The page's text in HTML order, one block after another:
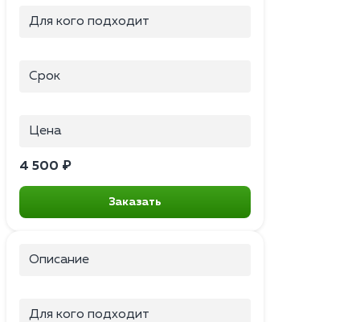
Для кого подходит
Срок
Цена
4 500 ₽
Заказать
Описание
Для кого подходит